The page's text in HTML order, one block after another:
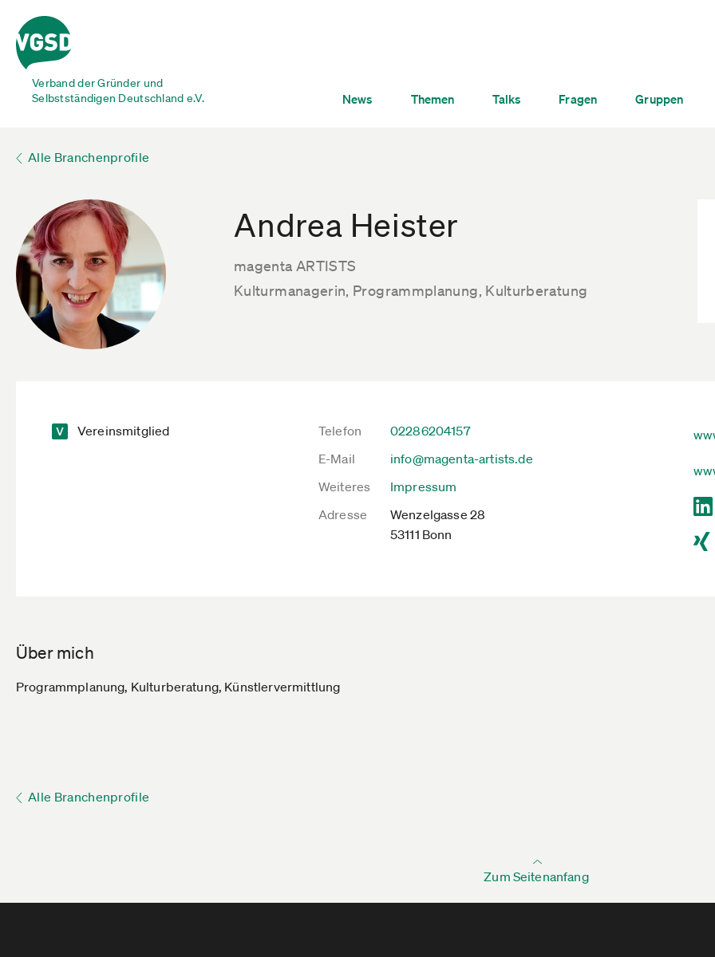
Verband der Gründer und
Selbstständigen Deutschland e.V.
News Themen Talks Fragen Gruppen
Alle Branchenprofile
Andrea Heister
magenta ARTISTS
Kulturmanagerin, Programmplanung, Kulturberatung
Vereinsmitglied Telefon
02286204157
E-Mail
info@magenta-artists.de
Weiteres
Impressum
Adresse
Wenzelgasse 28
53111 Bonn
Über mich
Programmplanung, Kulturberatung, Künstlervermittlung
Alle Branchenprofile
Zum Seitenanfang